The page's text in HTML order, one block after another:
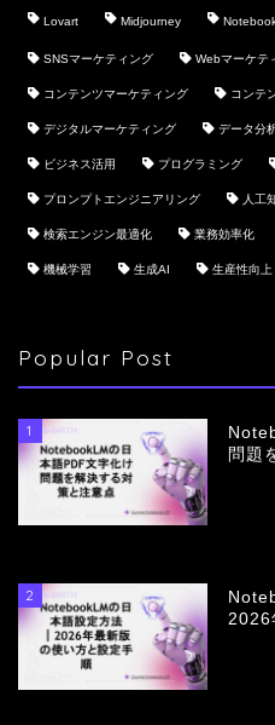
Lovart Midjourney
SNSマーケティング Webマーケテ
コンテンツマーケティング コンテ
デジタルマーケティング データ分
ビジネス活用 プログラミング
プロンプトエンジニアリング 人工
検索エンジン最適化 業務効率化
機械学習 生成AI 生産性向上
Popular Post
1
問題
2
2026